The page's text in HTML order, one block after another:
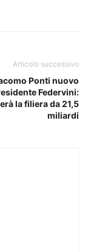
Articolo successivo
Ponti nuovo
Federvini:
la filiera da 21,5
miliardi